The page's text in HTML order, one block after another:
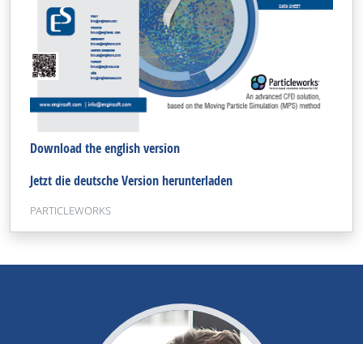
Download the english version
Jetzt die deutsche Version herunterladen
PARTICLEWORKS